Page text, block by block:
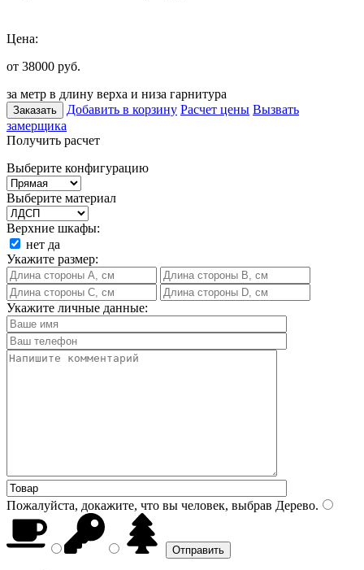
Цена:
от 38000 руб.
за метр в длину верха и низа гарнитура
Заказать Добавить в корзину Расчет цены Вызвать
замерщика
Получить расчет
Выберите конфигурацию
Выберите материал
Верхние шкафы:
нет да
Укажите размер:
Укажите личные данные:
Пожалуйста, докажите, что вы человек, выбрав Дерево.